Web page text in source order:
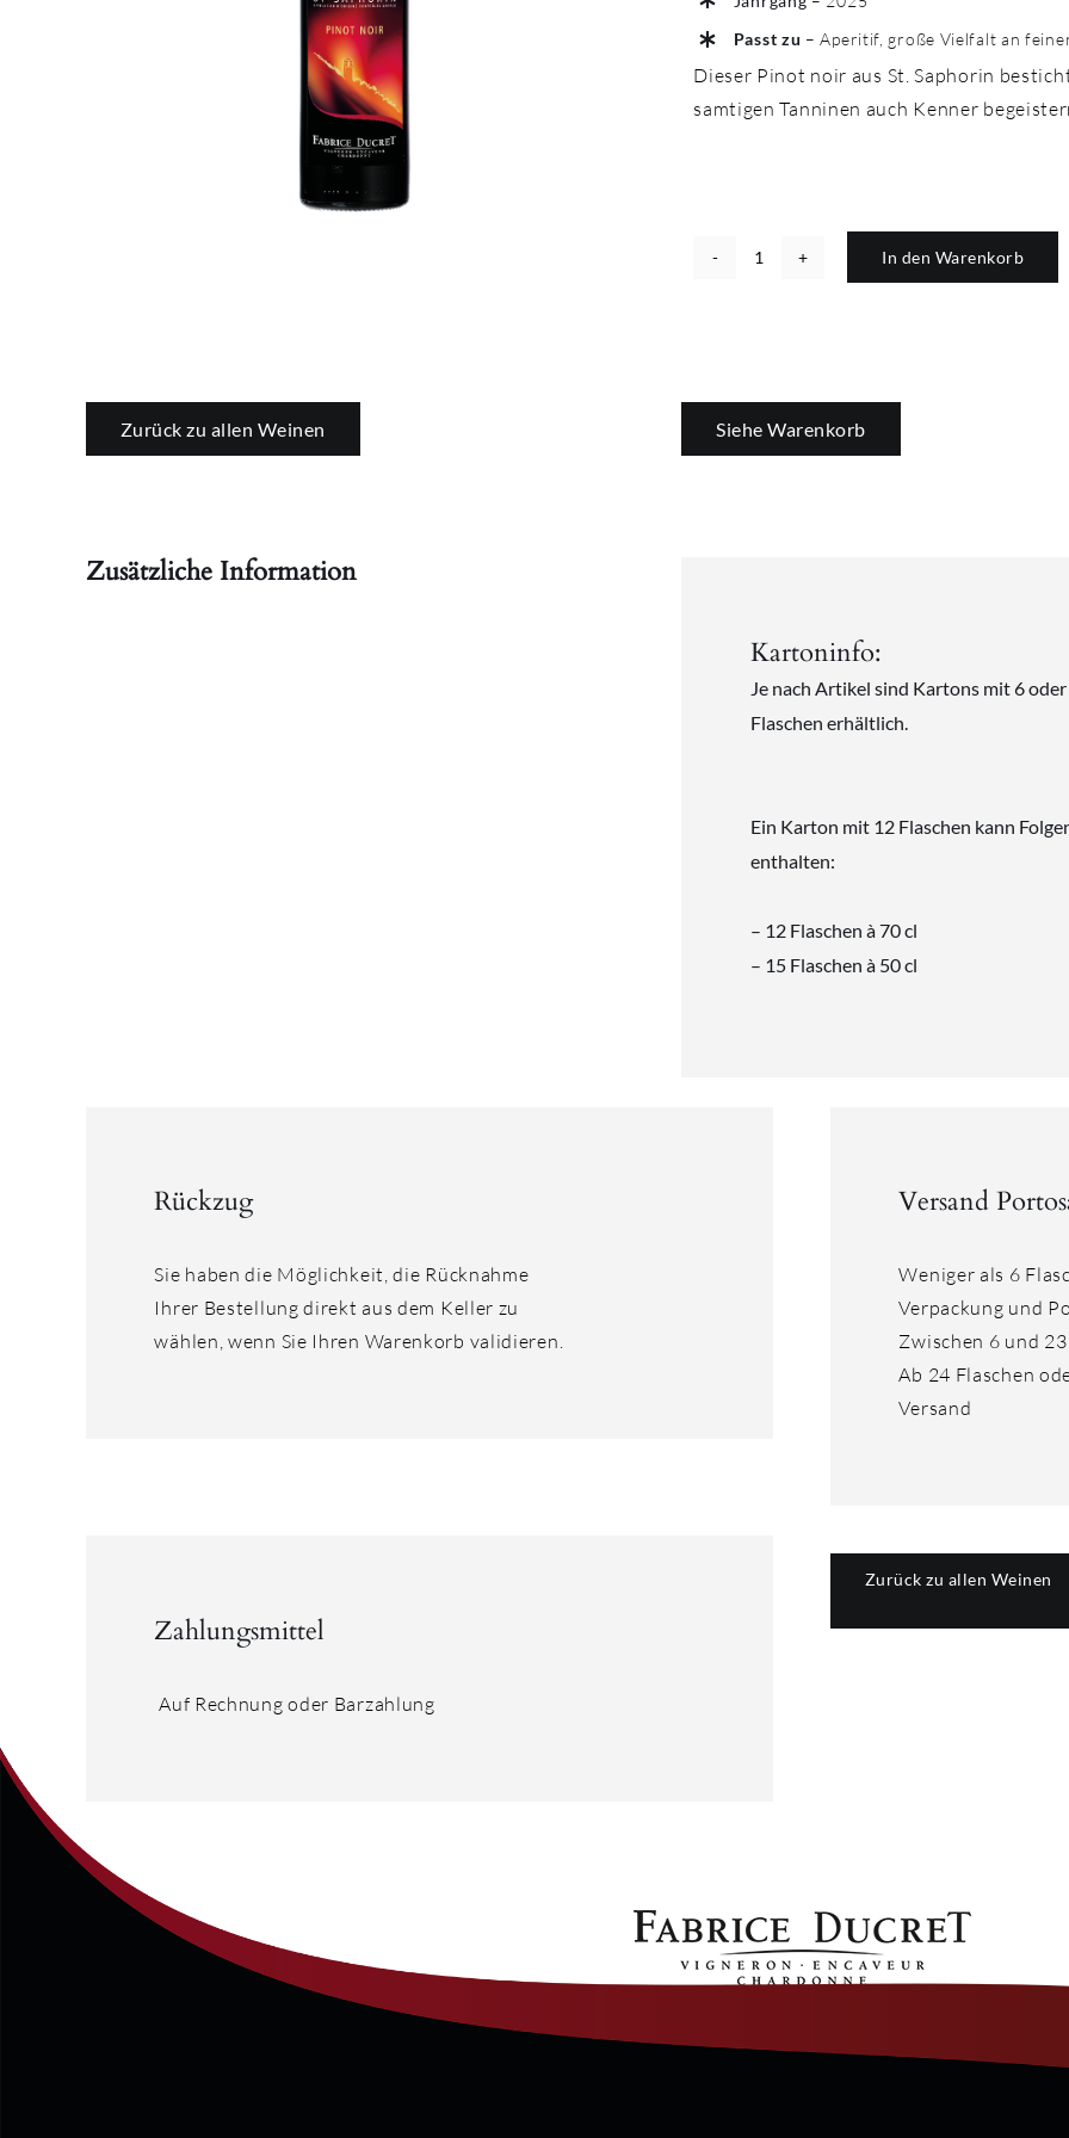
Passt zu – Aperitif, große Vielfalt an
Dieser Pinot noir aus St. Saphorin
samtigen Tanninen auch Kenner
Saphorin
Menge
In den Warenkorb
Zurück zu allen Weinen Siehe Warenkorb
Zusätzliche Information
Kartoninfo:
Je nach Artikel sind Kartons mit 6
Flaschen erhältlich.
Ein Karton mit 12 Flaschen kann
enthalten:
– 12 Flaschen à 70 cl
– 15 Flaschen à 50 cl
Rückzug
Sie haben die Möglichkeit, die Rücknahme
Ihrer Bestellung direkt aus dem Keller zu
wählen, wenn Sie Ihren Warenkorb validieren.
Versand
Weniger als 6
Verpackung und
Zwischen 6 und
Ab 24 Flaschen
Versand
Zahlungsmittel
Auf Rechnung oder Barzahlung
Zurück zu allen Weinen